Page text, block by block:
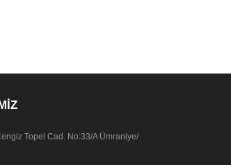
Topel Cad. No:33/A Ümraniye/